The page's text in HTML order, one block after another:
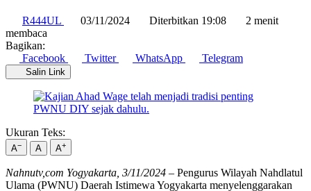
R444UL 03/11/2024 Diterbitkan 19:08
2 menit
membaca
Bagikan:
Facebook
Twitter WhatsApp Telegram
Salin Link
Ukuran Teks:
A− A A+
Nahnutv,com Yogyakarta, 3/11/2024 – Pengurus Wilayah Nahdlatul
Ulama (PWNU) Daerah Istimewa Yogyakarta menyelenggarakan